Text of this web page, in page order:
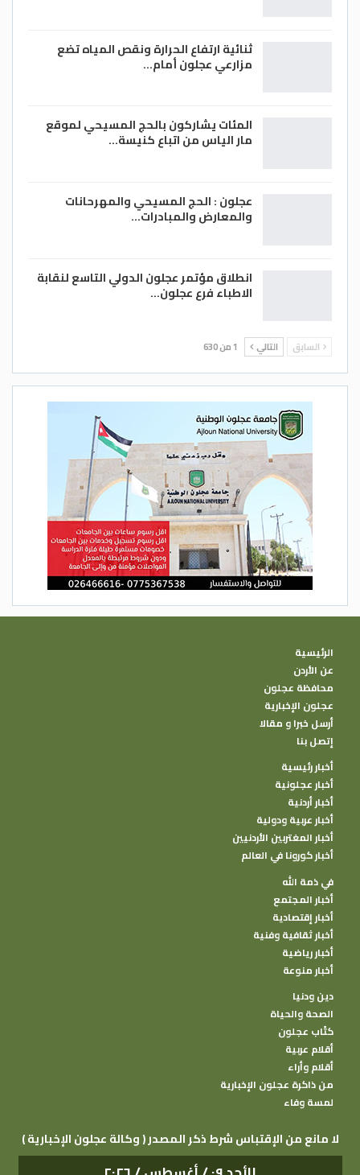
ثنائية ارتفاع الحرارة ونقص المياه تضع
مزارعي عجلون أمام…
المئات يشاركون بالحج المسيحي لموقع
مار الياس من اتباع كنيسة…
عجلون : الحج المسيحي والمهرحانات
والمعارض والمبادرات…
انطلاق مؤتمر عجلون الدولي التاسع لنقابة
الاطباء فرع عجلون…
السابق التالي 1 من 630
الرئيسية
عن الأردن
محافظة عجلون
عجلون الإخبارية
أرسل خبرا و مقالا
إتصل بنا
أخبار رئيسية
أخبار عجلونية
أخبار أردنية
أخبار عربية ودولية
أخبار المغتربين الأردنيين
أخبار كورونا في العالم
في ذمة الله
أخبار المجتمع
أخبار إقتصادية
أخبار ثقافية وفنية
أخبار رياضية
أخبار منوعة
دين ودنيا
الصحة والحياة
كتًاب عجلون
أقلام عربية
أقلام وأراء
من ذاكرة عجلون الإخبارية
لمسة وفاء
( وكالة عجلون الإخبارية ) لا مانع من الإقتباس شرط ذكر المصدر